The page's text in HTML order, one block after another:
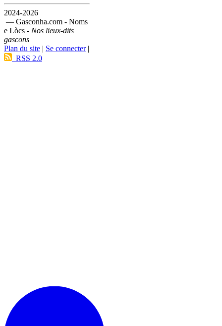
2024-2026
— Gasconha.com - Noms
e Lòcs - Nos lieux-dits
gascons
Plan du site | Se connecter|
RSS 2.0